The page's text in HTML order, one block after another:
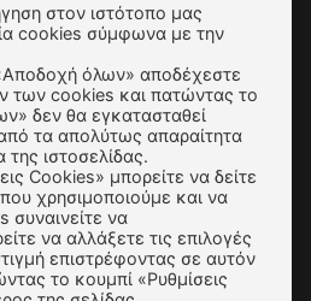
SUBSCRIBE
& Αλλαγές
& Πληρωμής
& Ασφάλεια
Απορρήτου
στον ιστότοπο μας
cookies σύμφωνα με την
των cookies και πατώντας το
δεν θα εγκατασταθεί
τα απολύτως απαραίτητα
της ιστοσελίδας.
Cookies» μπορείτε να δείτε
χρησιμοποιούμε και να
συναινείτε να
να αλλάξετε τις επιλογές
επιστρέφοντας σε αυτόν
το κουμπί «Ρυθμίσεις